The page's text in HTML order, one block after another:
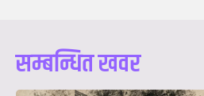
सम्बन्धित खवर